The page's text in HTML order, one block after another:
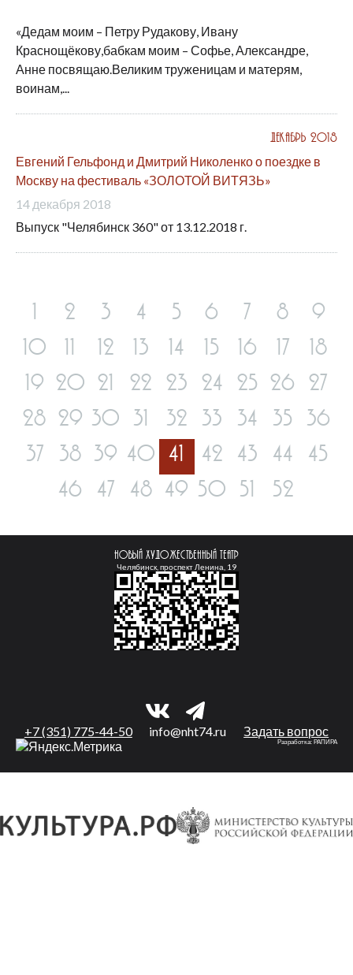
«Дедам моим – Петру Рудакову, Ивану
Краснощёкову,бабкам моим – Софье, Александре,
Анне посвящаю.Великим труженицам и матерям,
воинам,...
Декабрь 2018
Евгений Гельфонд и Дмитрий Николенко о поездке в
Москву на фестиваль «ЗОЛОТОЙ ВИТЯЗЬ»
14 декабря 2018
Выпуск "Челябинск 360" от 13.12.2018 г.
1 2 3 4 5 6 7 8
9
10 11 12 13 14 15 16 17
18
19 20 21 22 23 24 25 26 27
28 29 30 31 32 33 34 35 36
37 38 39 40 41 42 43 44 45
46 47 48 49 50 51 52
Новый Художественный театр
Челябинск, проспект Ленина, 19
+7 (351) 775-44-50 info@nht74.ru Задать вопрос
Разработка: РАПИРА